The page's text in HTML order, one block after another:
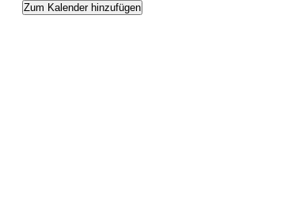
Zum Kalender hinzufügen